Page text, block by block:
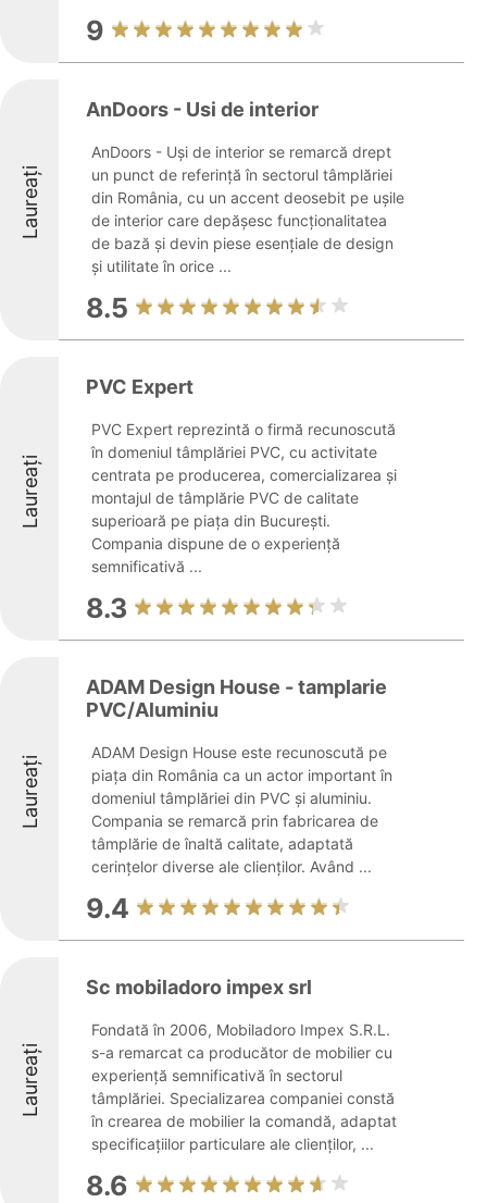
9
Laureați
AnDoors - Usi de interior
AnDoors - Uși de interior se remarcă drept
un punct de referință în sectorul tâmplăriei
din România, cu un accent deosebit pe ușile
de interior care depășesc funcționalitatea
de bază și devin piese esențiale de design
și utilitate în orice ...
8.5
Laureați
PVC Expert
PVC Expert reprezintă o firmă recunoscută
în domeniul tâmplăriei PVC, cu activitate
centrata pe producerea, comercializarea și
montajul de tâmplărie PVC de calitate
superioară pe piața din București.
Compania dispune de o experiență
semnificativă ...
8.3
Laureați
ADAM Design House - tamplarie
PVC/Aluminiu
ADAM Design House este recunoscută pe
piața din România ca un actor important în
domeniul tâmplăriei din PVC și aluminiu.
Compania se remarcă prin fabricarea de
tâmplărie de înaltă calitate, adaptată
cerințelor diverse ale clienților. Având ...
9.4
Laureați
Sc mobiladoro impex srl
Fondată în 2006, Mobiladoro Impex S.R.L.
s-a remarcat ca producător de mobilier cu
experiență semnificativă în sectorul
tâmplăriei. Specializarea companiei constă
în crearea de mobilier la comandă, adaptat
specificațiilor particulare ale clienților, ...
8.6